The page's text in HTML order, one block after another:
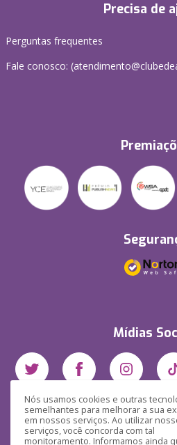
Nós usamos cookies e outras
semelhantes para melhorar a sua
em nossos serviços. Ao utilizar
serviços, você concorda com tal
monitoramento. Informamos ainda
Precisa de
Perguntas frequentes
Fale conosco:
Mídias